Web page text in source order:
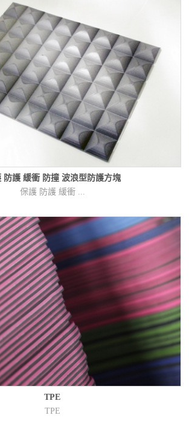
防護 緩衝 防撞 波浪型防護方塊
保護 防護 緩衝 ...
TPE
TPE